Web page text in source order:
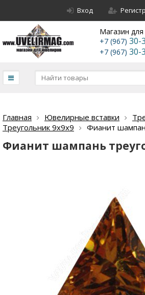
Вход
Магазин
+7 (967) 30-
+7 (967) 30-
Главная Ювелирные вставки
Треугольник 9х9х9
Фианит
Фианит шампань